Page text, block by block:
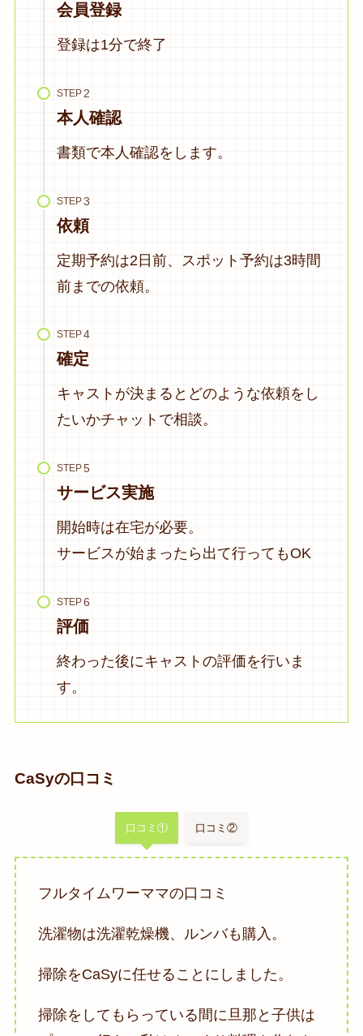
会員登録
登録は1分で終了
STEP
本人確認
書類で本人確認をします。
STEP
依頼
定期予約は2日前、スポット予約は3時間
前までの依頼。
STEP
確定
キャストが決まるとどのような依頼をし
たいかチャットで相談。
STEP
サービス実施
開始時は在宅が必要。
サービスが始まったら出て行ってもOK
STEP
評価
終わった後にキャストの評価を行いま
す。
CaSyの口コミ
口コミ① 口コミ②
フルタイムワーママの口コミ
洗濯物は洗濯乾燥機、ルンバも購入。
掃除をCaSyに任せることにしました。
掃除をしてもらっている間に旦那と子供は